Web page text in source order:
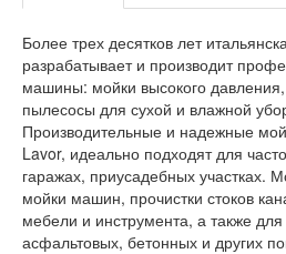
Более трех десятков лет
разрабатывает и производит
машины: мойки высокого
пылесосы для сухой и влажной
Производительные и надежные
Lavor, идеально подходят для
гаражах, приусадебных участках.
мойки машин, прочистки стоков
мебели и инструмента, а также для
асфальтовых, бетонных и других